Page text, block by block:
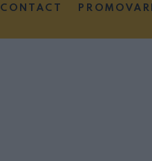
CONTACT